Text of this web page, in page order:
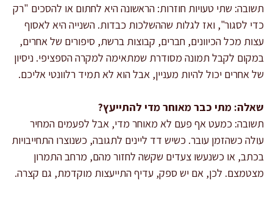
תשובה: שתי טעויות חוזרות: הראשונה היא לחתום או להסכים "רק
כדי לסגור", ואז לגלות שההשלכות כבדות. השנייה היא לאסוף
עצות מכל הכיוונים, חברים, קבוצות ברשת, סיפורים של אחרים,
במקום לקבל תמונה מסודרת שמתאימה למקרה הספציפי. ניסיון
של אחרים יכול להיות מעניין, אבל הוא לא תמיד רלוונטי אליכם.
שאלה: מתי כבר מאוחר מדי להתייעץ?
תשובה: כמעט אף פעם לא מאוחר מדי, אבל לפעמים המחיר
עולה כשהזמן עובר. כשיש דד ליינים לתגובה, כשנוצרו התחייבויות
בכתב, או כשנעשו צעדים שקשה לחזור מהם, מרחב התמרון
מצטמצם. לכן, אם יש ספק, עדיף התייעצות מוקדמת, גם קצרה.